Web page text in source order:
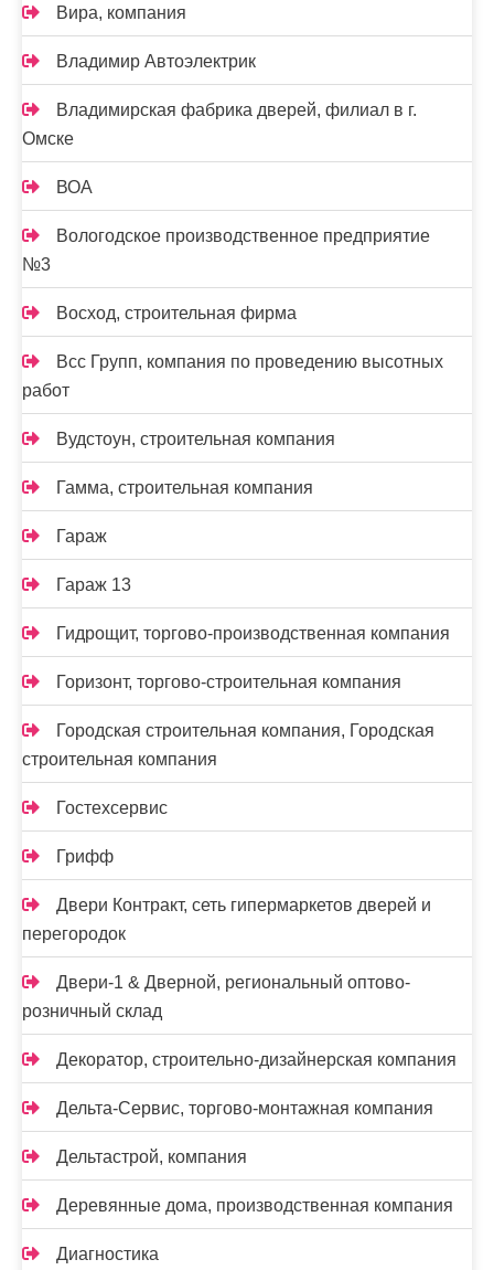
Вира, компания
Владимир Автоэлектрик
Владимирская фабрика дверей, филиал в г.
Омске
ВОА
Вологодское производственное предприятие
№3
Восход, строительная фирма
Всс Групп, компания по проведению высотных
работ
Вудстоун, строительная компания
Гамма, строительная компания
Гараж
Гараж 13
Гидрощит, торгово-производственная компания
Горизонт, торгово-строительная компания
Городская строительная компания, Городская
строительная компания
Гостехсервис
Грифф
Двери Контракт, сеть гипермаркетов дверей и
перегородок
Двери-1 & Дверной, региональный оптово-
розничный склад
Декоратор, строительно-дизайнерская компания
Дельта-Сервис, торгово-монтажная компания
Дельтастрой, компания
Деревянные дома, производственная компания
Диагностика